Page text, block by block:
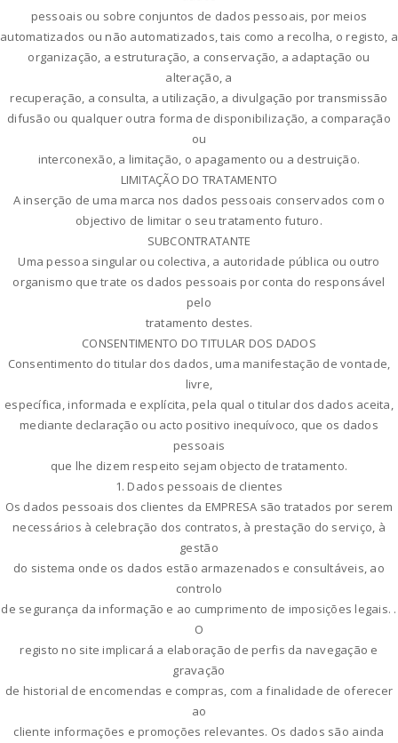
pessoais ou sobre conjuntos de dados pessoais, por meios
automatizados ou não automatizados, tais como a recolha, o registo, a
organização, a estruturação, a conservação, a adaptação ou
alteração, a
recuperação, a consulta, a utilização, a divulgação por transmissão
difusão ou qualquer outra forma de disponibilização, a comparação
ou
interconexão, a limitação, o apagamento ou a destruição.
LIMITAÇÃO DO TRATAMENTO
A inserção de uma marca nos dados pessoais conservados com o
objectivo de limitar o seu tratamento futuro.
SUBCONTRATANTE
Uma pessoa singular ou colectiva, a autoridade pública ou outro
organismo que trate os dados pessoais por conta do responsável
pelo
tratamento destes.
CONSENTIMENTO DO TITULAR DOS DADOS
Consentimento do titular dos dados, uma manifestação de vontade,
livre,
específica, informada e explícita, pela qual o titular dos dados aceita,
mediante declaração ou acto positivo inequívoco, que os dados
pessoais
que lhe dizem respeito sejam objecto de tratamento.
1. Dados pessoais de clientes
Os dados pessoais dos clientes da EMPRESA são tratados por serem
necessários à celebração dos contratos, à prestação do serviço, à
gestão
do sistema onde os dados estão armazenados e consultáveis, ao
controlo
de segurança da informação e ao cumprimento de imposições legais. .
O
registo no site implicará a elaboração de perfis da navegação e
gravação
de historial de encomendas e compras, com a finalidade de oferecer
ao
cliente informações e promoções relevantes. Os dados são ainda